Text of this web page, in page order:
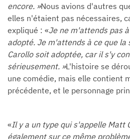
encore. »Nous avions d'autres
elles n'étaient pas nécessaires,
expliqué : «Je ne m'attends pas
adopté. Je m'attends à ce que
Carollo soit adoptée, car il s'y
sérieusement. »L'histoire se
une comédie, mais elle contient
précédente, et le personnage
«Il y a un type qui s'appelle Matt
également sur ce même